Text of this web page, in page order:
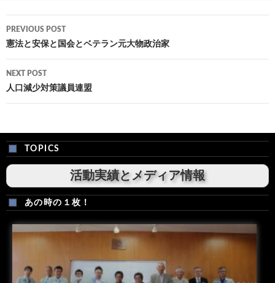
Post
navigation
PREVIOUS POST
憲法と安保と国会とベテラン元大物政治家
NEXT POST
人口減少対策議員連盟
TOPICS
活動実績とメディア情報
あの時の１枚！